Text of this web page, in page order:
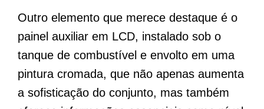
Outro elemento que merece destaque é o
painel auxiliar em LCD, instalado sob o
tanque de combustível e envolto em uma
pintura cromada, que não apenas aumenta
a sofisticação do conjunto, mas também